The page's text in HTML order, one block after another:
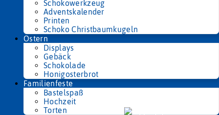
Schokowerkzeug
Adventskalender
Printen
Schoko Christbaumkugeln
Ostern
Displays
Gebäck
Schokolade
Honigosterbrot
Familienfeste
Bastelspaß
Hochzeit
Torten